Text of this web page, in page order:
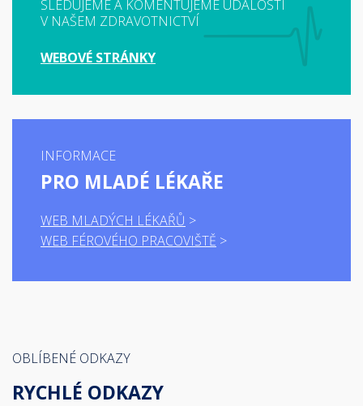
SLEDUJEME A KOMENTUJEME UDÁLOSTI
V NAŠEM ZDRAVOTNICTVÍ
WEBOVÉ STRÁNKY
INFORMACE
PRO MLADÉ LÉKAŘE
WEB MLADÝCH LÉKAŘŮ
WEB FÉROVÉHO PRACOVIŠTĚ
OBLÍBENÉ ODKAZY
RYCHLÉ ODKAZY